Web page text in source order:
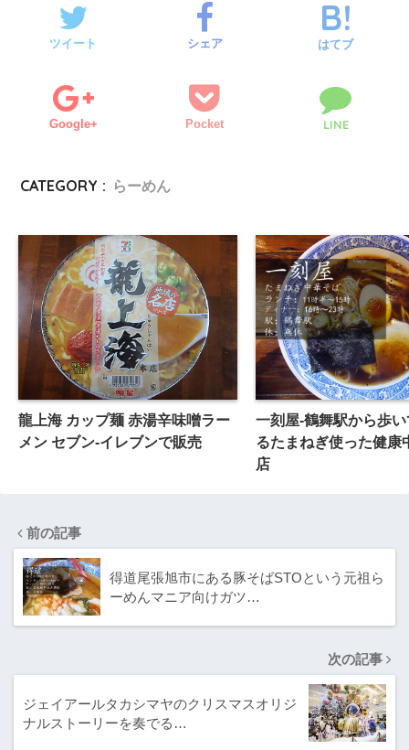
ツイート シェア はてブ
Google+ Pocket LINE
CATEGORY : らーめん
龍上海 カップ麺 赤湯辛味噌ラー
メン セブン-イレブンで販売
一刻屋-鶴舞駅から歩
るたまねぎ使った健康
店
前の記事
得道尾張旭市にある豚そばSTOという元祖ら
ーめんマニア向けガツ…
次の記事
ジェイアールタカシマヤのクリスマスオリジ
ナルストーリーを奏でる…